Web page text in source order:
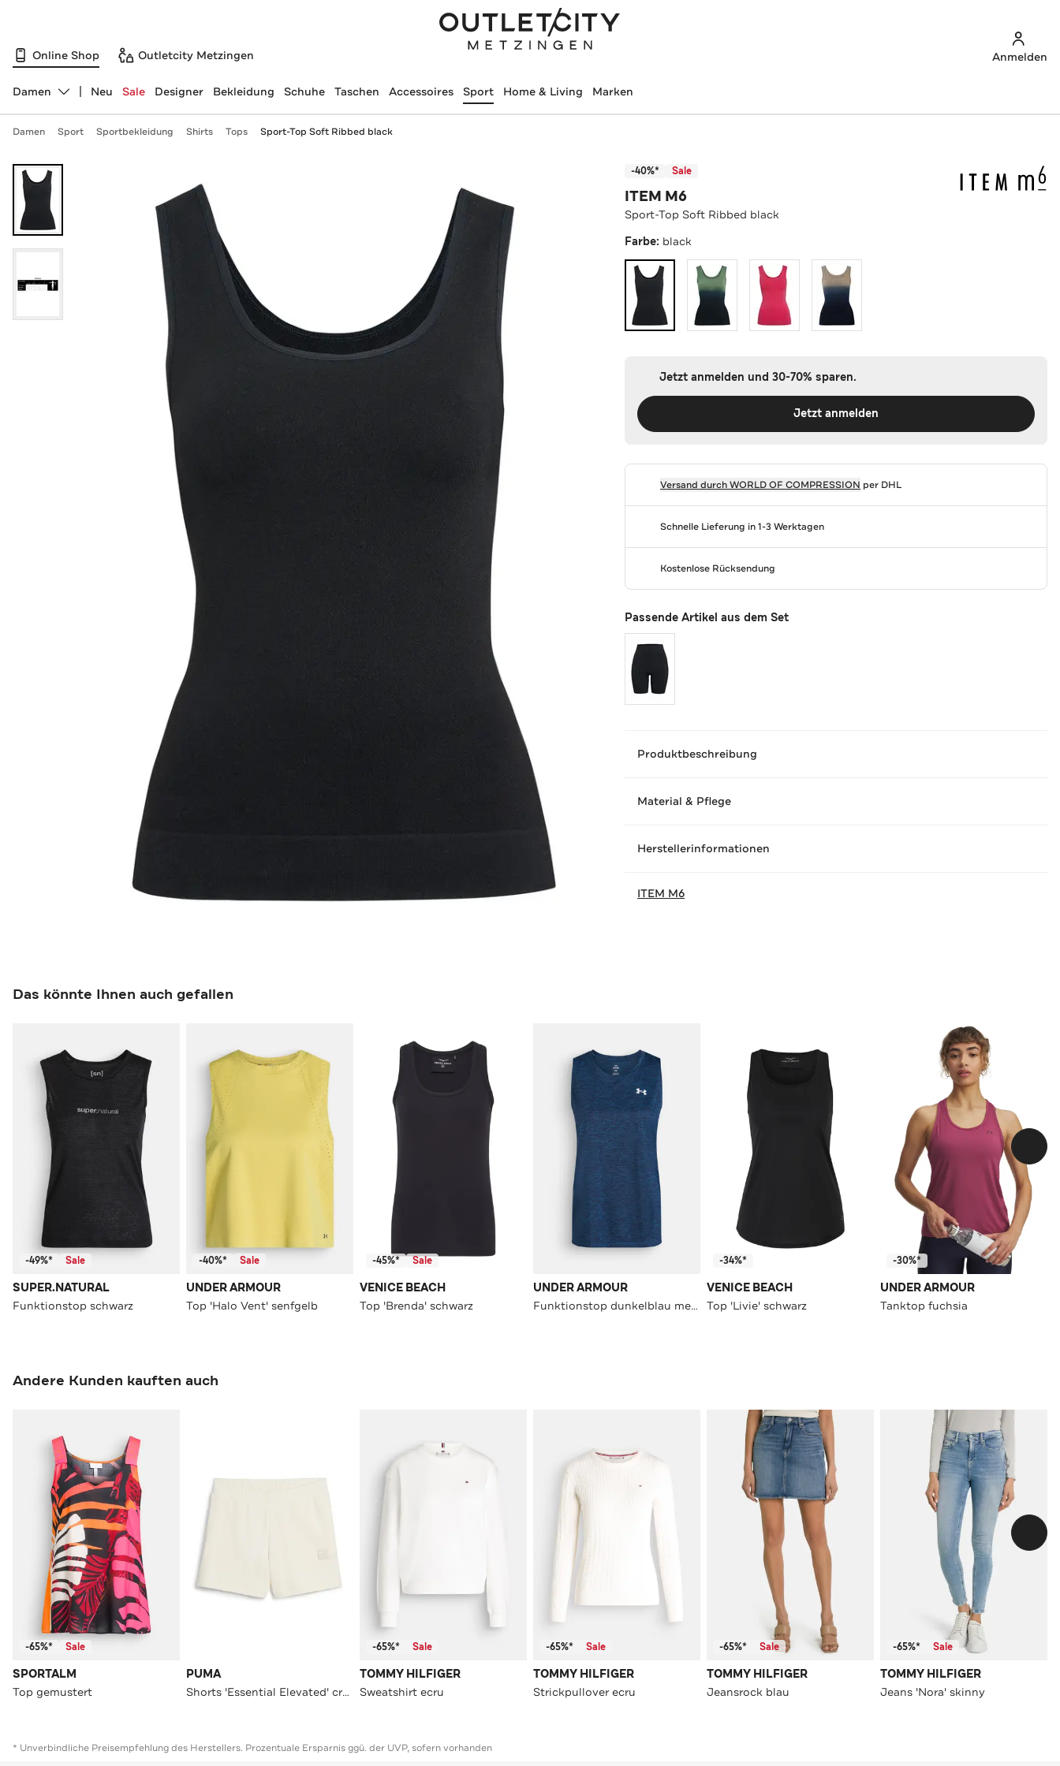
Online Shop Outletcity Metzingen Anmelden
Abteilung ändern, ausgewählt:
Damen Neu Sale Designer Bekleidung Schuhe Taschen Accessoires Sport Home & Living Marken
Damen Sport Sportbekleidung Shirts Tops Sport-Top Soft Ribbed black
-40%* Sale
ITEM M6
Sport-Top Soft Ribbed black
Farbe: black
Jetzt anmelden und 30-70% sparen.
Jetzt anmelden
Versand durchWORLD OF COMPRESSION per DHL
Schnelle Lieferung in 1-3 Werktagen
Kostenlose Rücksendung
Passende Artikel aus dem Set
Produktbeschreibung
Material & Pflege
Herstellerinformationen
ITEM M6
Das könnte Ihnen auch gefallen
-49%* Sale
SUPER.NATURAL
Funktionstop schwarz
-40%* Sale
UNDER ARMOUR
Top 'Halo Vent' senfgelb
-45%* Sale
VENICE BEACH
Top 'Brenda' schwarz
UNDER ARMOUR
Funktionstop dunkelblau meliert
-34%*
VENICE BEACH
Top 'Livie' schwarz
-30%*
UNDER ARMOUR
Tanktop fuchsia
Andere Kunden kauften auch
-65%* Sale
SPORTALM
Top gemustert
PUMA
Shorts 'Essential Elevated' creme
-65%* Sale
TOMMY HILFIGER
Sweatshirt ecru
-65%* Sale
TOMMY HILFIGER
Strickpullover ecru
-65%* Sale
TOMMY HILFIGER
Jeansrock blau
-65%* Sale
TOMMY HILFIGER
Jeans 'Nora' skinny
* Unverbindliche Preisempfehlung des Herstellers. Prozentuale Ersparnis ggü. der UVP, sofern vorhanden